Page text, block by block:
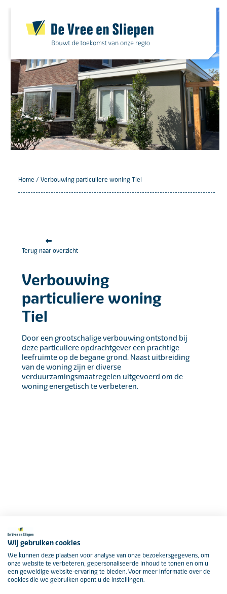
content
Home / Verbouwing particuliere woning Tiel
Terug naar overzicht
Verbouwing
particuliere woning
Tiel
Door een grootschalige verbouwing ontstond bij
deze particuliere opdrachtgever een prachtige
leefruimte op de begane grond. Naast uitbreiding
van de woning zijn er diverse
verduurzamingsmaatregelen uitgevoerd om de
woning energetisch te verbeteren.
Wij gebruiken cookies
We kunnen deze plaatsen voor analyse van onze bezoekersgegevens, om
onze website te verbeteren, gepersonaliseerde inhoud te tonen en om u
een geweldige website-ervaring te bieden. Voor meer informatie over de
cookies die we gebruiken opent u de instellingen.